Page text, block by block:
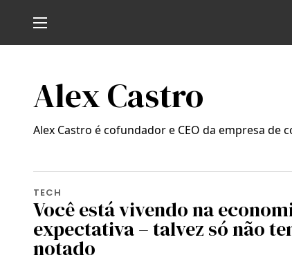
Alex Castro
Alex Castro é cofundador e CEO da empresa de
TECH
Você está vivendo na
expectativa – talvez só não
notado